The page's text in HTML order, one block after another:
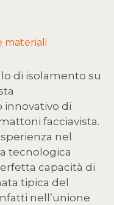
materiali
di isolamento su
innovativo di
facciavista.
nel
tecnologica
capacità di
tipica del
nell’unione